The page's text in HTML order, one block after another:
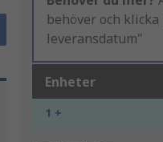
behöver och
leveransdatum"
Enheter
1 +